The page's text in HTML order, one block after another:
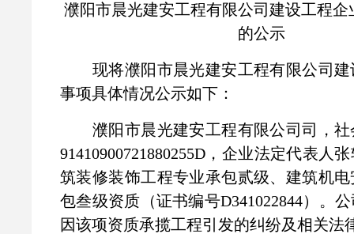
濮阳市晨光建安工程有限公司建设工程企
的公示
现将濮阳市晨光建安工程有限公司建
事项具体情况公示如下：
濮阳市晨光建安工程有限公司司，社
91410900721880255D，企业法定代表人
筑装修装饰工程专业承包贰级、建筑机
包叁级资质（证书编号D341022844）。
因该项资质承揽工程引发的纠纷及相关法